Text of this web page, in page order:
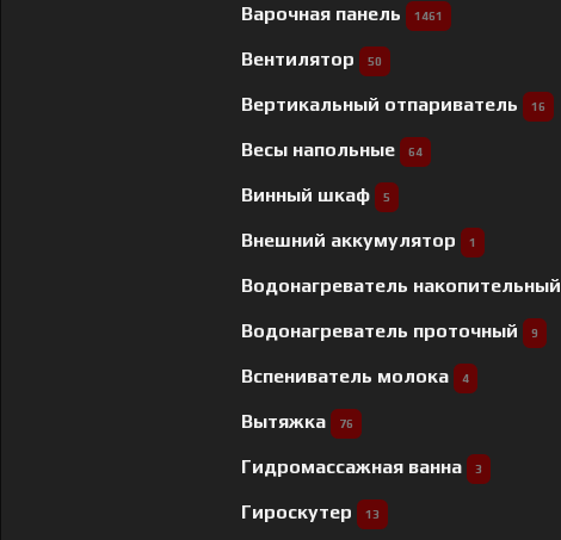
Варочная панель 1461
Вентилятор 50
Вертикальный отпариватель 16
Весы напольные 64
Винный шкаф 5
Внешний аккумулятор 1
Водонагреватель накопительный
Водонагреватель проточный 9
Вспениватель молока 4
Вытяжка 76
Гидромассажная ванна 3
Гироскутер 13